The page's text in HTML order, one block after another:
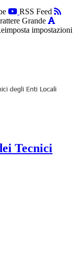
RSS Feed
Grande
impostazioni
Tecnici